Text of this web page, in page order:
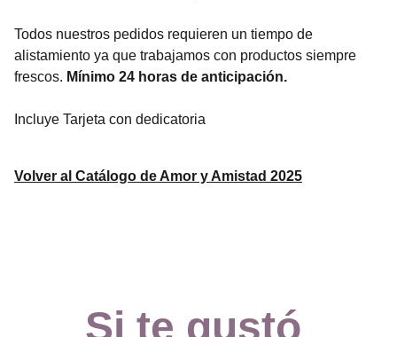
Todos nuestros pedidos requieren un tiempo de
alistamiento ya que trabajamos con productos siempre
frescos. Mínimo 24 horas de anticipación.
Incluye Tarjeta con dedicatoria
Volver al Catálogo de Amor y Amistad 2025
Si te gustó